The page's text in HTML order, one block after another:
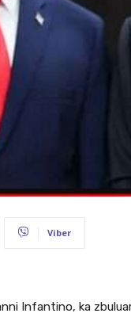
Viber
Infantino, ka